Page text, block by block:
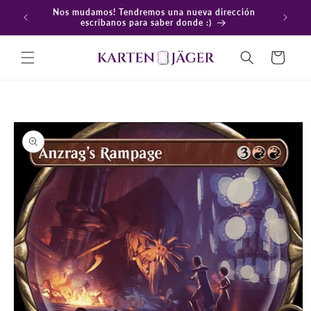
directamenteNos mudamos! Tendremos una nueva dirección
escribanos para saber donde :)
Carrito
directamente
a la
información
del producto